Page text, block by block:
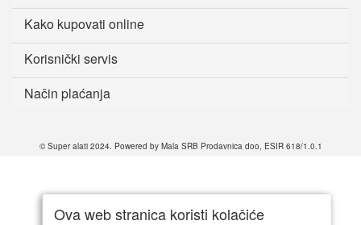
Kako kupovati online
Korisnički servis
Način plaćanja
© Super alati 2024. Powered by Mala SRB Prodavnica doo, ESIR 618/1.0.1
Ova web stranica koristi kolačiće